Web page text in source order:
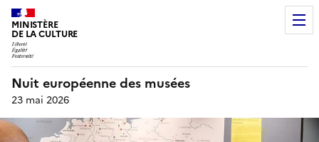
MINISTÈRE
DE LA CULTURE
Nuit européenne des musées
23 mai 2026